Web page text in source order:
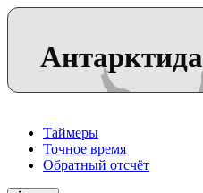
Антарктида
Таймеры
Точное время
Обратный отсчёт